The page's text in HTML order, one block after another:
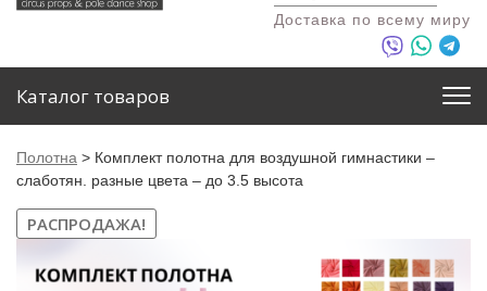
Доставка по всему миру
Каталог товаров
Полотна > Комплект полотна для воздушной гимнастики –
слаботян. разные цвета – до 3.5 высота
РАСПРОДАЖА!